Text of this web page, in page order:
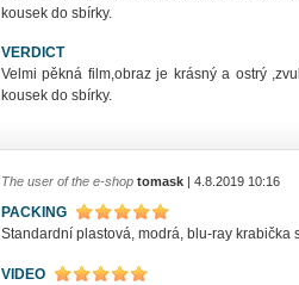
kousek do sbírky.
VERDICT
Velmi pěkná film,obraz je krásný a ostrý
kousek do sbírky.
The user of the e-shop tomask | 4.8.2019 10:16
PACKING
Standardní plastová, modrá, blu-ray krabička
VIDEO